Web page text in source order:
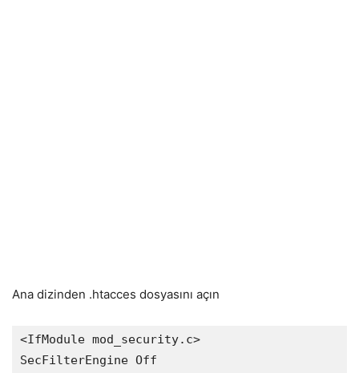
Ana dizinden .htacces dosyasını açın
<IfModule mod_security.c>
SecFilterEngine Off